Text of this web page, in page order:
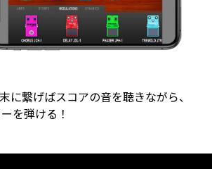
に繋げばスコアの音を聴きながら、
を弾ける！